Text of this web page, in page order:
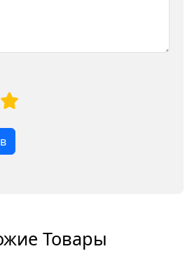
Товары